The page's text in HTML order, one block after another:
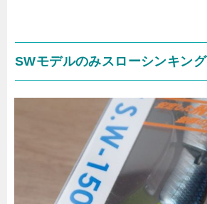
SWモデルのみスローシンキング